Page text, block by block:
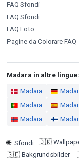
FAQ Sfondi
FAQ Sfondi
FAQ Foto
Pagine da Colorare FAQ
Madara in altre lingue:
Madara
Madara
Madara
🌐 Sfondi: 🇩🇰
🇸🇪 Bakgrundsbilder